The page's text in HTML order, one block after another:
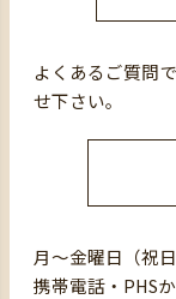
よくあるご質問
せ下さい。
月～金曜日（祝
携帯電話・PHS